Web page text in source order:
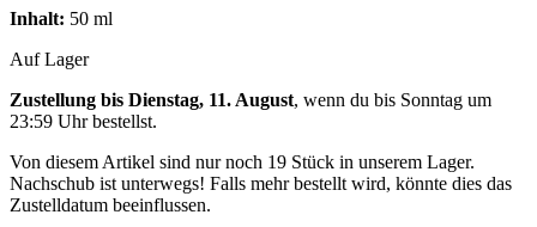
Inhalt: 50 ml
Auf Lager
Zustellung bis Dienstag, 11. August, wenn du bis Sonntag um
23:59 Uhrbestellst.
Von diesem Artikel sind nur noch 19 Stück in unserem Lager.
Nachschub ist unterwegs! Falls mehr bestellt wird, könnte dies das
Zustelldatum beeinflussen.